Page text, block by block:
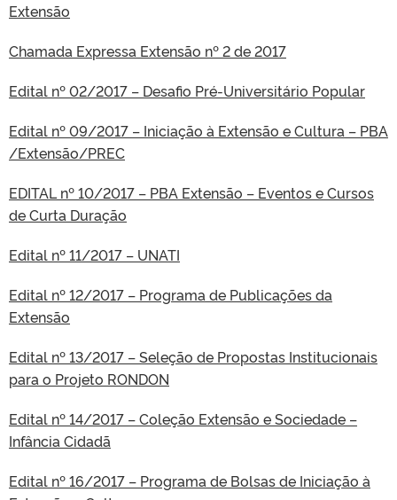
Extensão
Chamada Expressa Extensão nº 2 de 2017
Edital nº 02/2017 – Desafio Pré-Universitário Popular
Edital nº 09/2017 – Iniciação à Extensão e Cultura – PBA
/Extensão/PREC
EDITAL nº 10/2017 – PBA Extensão – Eventos e Cursos
de Curta Duração
Edital nº 11/2017 – UNATI
Edital nº 12/2017 – Programa de Publicações da
Extensão
Edital nº 13/2017 – Seleção de Propostas Institucionais
para o Projeto RONDON
Edital nº 14/2017 – Coleção Extensão e Sociedade –
Infância Cidadã
Edital nº 16/2017 – Programa de Bolsas de Iniciação à